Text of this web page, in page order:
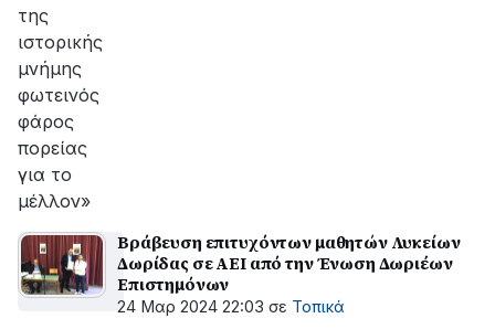
της
ιστορικής
μνήμης
φωτεινός
φάρος
πορείας
για το
μέλλον»
Βράβευση επιτυχόντων μαθητών Λυκείων
Δωρίδας σε ΑΕΙ από την Ένωση Δωριέων
Επιστημόνων
24 Μαρ 2024 22:03 σε Τοπικά